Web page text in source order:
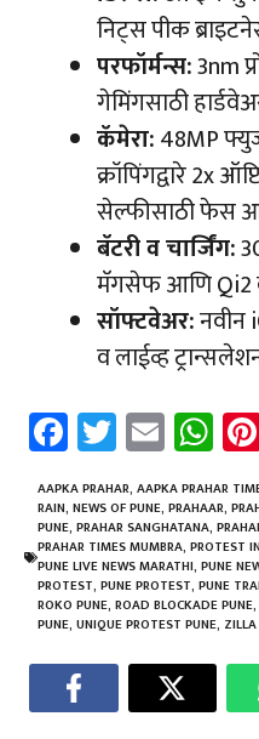
निट्स पीक
परफॉर्मन्स:3nm
गेमिंगसाठी
कॅमेरा:48MP
क्रॉपिंगद्वारे 2x
सेल्फीसाठी फेस
बॅटरी व चार्जिंग:
मॅगसेफ आणि Qi2
सॉफ्टवेअर:नवीन
व लाईव्ह
Fa
ce
b
o
ok
T
wi
tt
er
E
m
ail
W
h
at
sA
p
p
AAPKA PRAHAR, AAPKA PRAHAR
RAIN, NEWS OF PUNE, PRAHAAR,
PUNE, PRAHAR SANGHATANA,
PRAHAR TIMES MUMBRA, PROTEST
PUNE LIVE NEWS MARATHI, PUNE
PROTEST, PUNE PROTEST, PUNE
ROKO PUNE, ROAD BLOCKADE PUNE,
PUNE, UNIQUE PROTEST PUNE,